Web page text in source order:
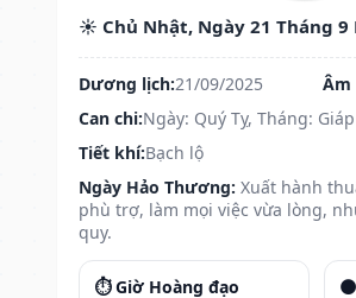
☀️ Chủ Nhật, Ngày 21 Tháng 9
Dương lịch:21/09/2025 Âm
Can chi:Ngày: Quý Tỵ, Tháng:
Tiết khí:Bạch lộ
Ngày Hảo Thương: Xuất hành
phù trợ, làm mọi việc vừa lòng,
quy.
⏱️ Giờ Hoàng đạo